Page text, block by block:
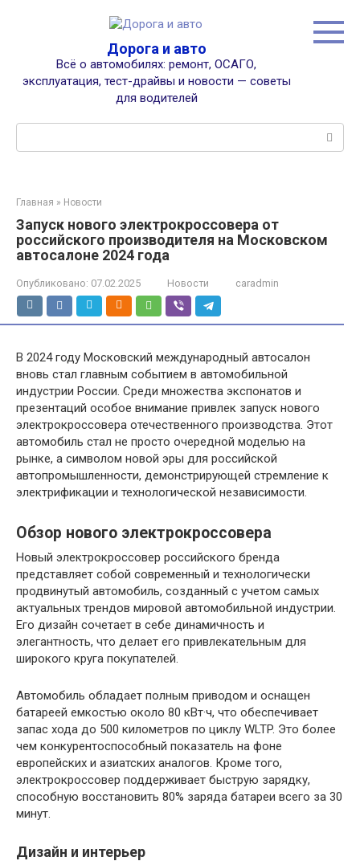
Дорога и авто
Всё о автомобилях: ремонт, ОСАГО,
эксплуатация, тест-драйвы и новости — советы
для водителей
Главная » Новости
Запуск нового электрокроссовера от
российского производителя на Московском
автосалоне 2024 года
Опубликовано: 07.02.2025 Новости caradmin
В 2024 году Московский международный автосалон
вновь стал главным событием в автомобильной
индустрии России. Среди множества экспонатов и
презентаций особое внимание привлек запуск нового
электрокроссовера отечественного производства. Этот
автомобиль стал не просто очередной моделью на
рынке, а символом новой эры для российской
автопромышленности, демонстрирующей стремление к
электрификации и технологической независимости.
Обзор нового электрокроссовера
Новый электрокроссовер российского бренда
представляет собой современный и технологически
продвинутый автомобиль, созданный с учетом самых
актуальных трендов мировой автомобильной индустрии.
Его дизайн сочетает в себе динамичность и
элегантность, что делает его привлекательным для
широкого круга покупателей.
Автомобиль обладает полным приводом и оснащен
батареей емкостью около 80 кВт·ч, что обеспечивает
запас хода до 500 километров по циклу WLTP. Это более
чем конкурентоспособный показатель на фоне
европейских и азиатских аналогов. Кроме того,
электрокроссовер поддерживает быструю зарядку,
способную восстановить 80% заряда батареи всего за 30
минут.
Дизайн и интерьер